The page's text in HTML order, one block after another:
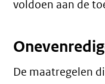
voldoen aan de
De maatregelen